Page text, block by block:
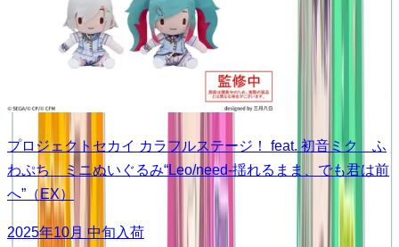
プロジェクトセカイ カラフルステージ！ feat. 初音ミク ふ
わぷち ミニぬいぐるみ“Leo/need-揺れるまま、でも君は前
へ”（EX）
2025年10月 中旬入荷